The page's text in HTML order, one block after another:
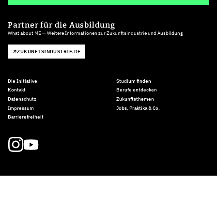
Partner für die Ausbildung
What about ME — Weitere Informationen zur Zukunftsindustrie und Ausbildung
ZUKUNFTSINDUSTRIE.DE
Die Initiative
Kontakt
Datenschutz
Impressum
Barrierefreiheit
Studium finden
Berufe entdecken
Zukunftsthemen
Jobs, Praktika & Co.